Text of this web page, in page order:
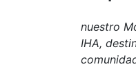
nuestro
IHA,